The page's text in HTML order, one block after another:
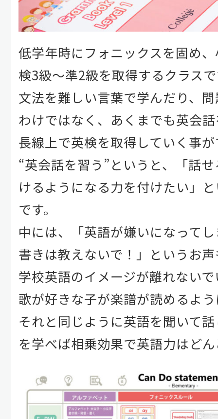
低学年時にフォニックスを固め
検3級～準2級を取得するクラス
文法を難しい言葉で学んだり、
わけではなく、あくまでも英会
長線上で英検を取得していく事
“英会話を習う”というと、「話
けるようになる力を付けたい」
です。
中には、「英語が嫌いになって
書きは教えないで！」というお
学校英語のイメージが離れない
歌が好きな子が楽譜が読めるよ
それと同じように英語を聞いて
を学べば相乗効果で英語力はど